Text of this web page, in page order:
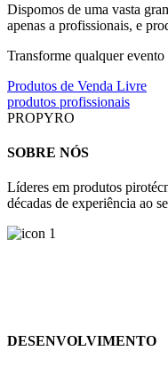
Dispomos de uma vasta
apenas a profissionais, e
Transforme qualquer
Produtos de Venda Livre
produtos profissionais
PROPYRO
SOBRE NÓS
Líderes em produtos
décadas de experiência ao
DESENVOLVIMENTO